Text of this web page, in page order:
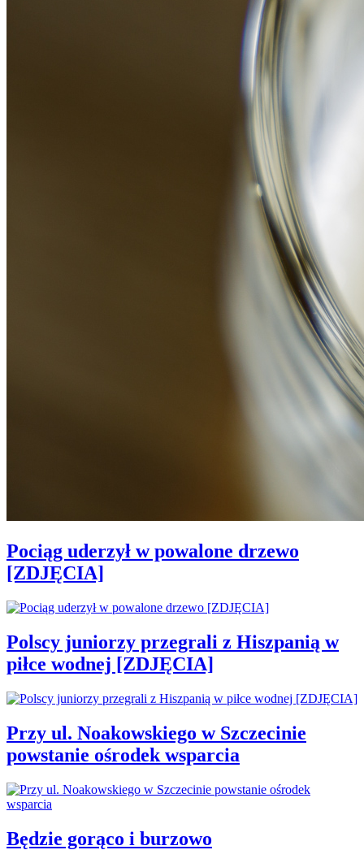
Pociąg uderzył w powalone drzewo
[ZDJĘCIA]
Polscy juniorzy przegrali z Hiszpanią w
piłce wodnej [ZDJĘCIA]
Przy ul. Noakowskiego w Szczecinie
powstanie ośrodek wsparcia
Będzie gorąco i burzowo